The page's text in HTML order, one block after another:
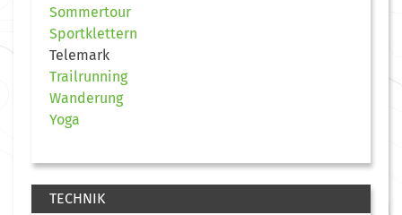
Sommertour
Sportklettern
Telemark
Trailrunning
Wanderung
Yoga
TECHNIK